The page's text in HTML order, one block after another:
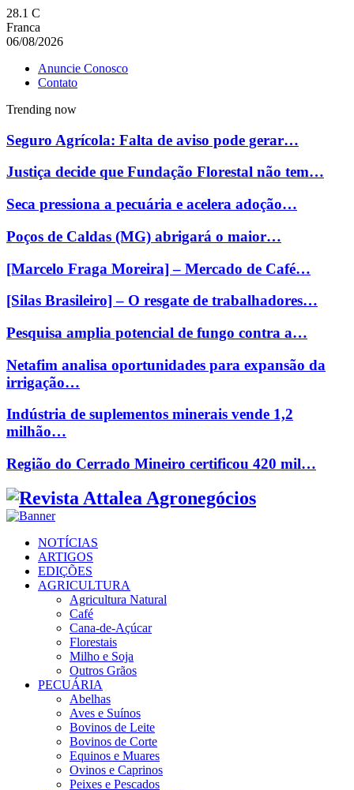
28.1 C
Franca
06/08/2026
Anuncie Conosco
Contato
Trending now
Seguro Agrícola: Falta de aviso pode gerar…
Justiça decide que Fundação Florestal não tem…
Seca pressiona a pecuária e acelera adoção…
Poços de Caldas (MG) abrigará o maior…
[Marcelo Fraga Moreira] – Mercado de Café…
[Silas Brasileiro] – O resgate de trabalhadores…
Pesquisa amplia potencial de fungo contra a…
Netafim analisa oportunidades para expansão da
irrigação…
Indústria de suplementos minerais vende 1,2
milhão…
Região do Cerrado Mineiro certificou 420 mil…
Facebook
Twitter
Instagram
Linkedin
Youtube
Email
NOTÍCIAS
ARTIGOS
EDIÇÕES
AGRICULTURA
Agricultura Natural
Café
Cana-de-Açúcar
Florestais
Milho e Soja
Outros Grãos
PECUÁRIA
Abelhas
Aves e Suínos
Bovinos de Leite
Bovinos de Corte
Equinos e Muares
Ovinos e Caprinos
Peixes e Pescados